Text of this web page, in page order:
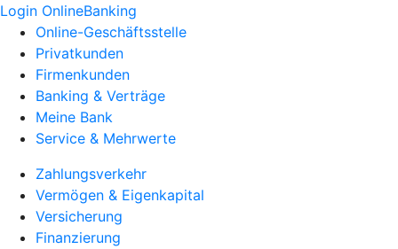
Login OnlineBanking
Online-Geschäftsstelle
Privatkunden
Firmenkunden
Banking & Verträge
Meine Bank
Service & Mehrwerte
Zahlungsverkehr
Vermögen & Eigenkapital
Versicherung
Finanzierung